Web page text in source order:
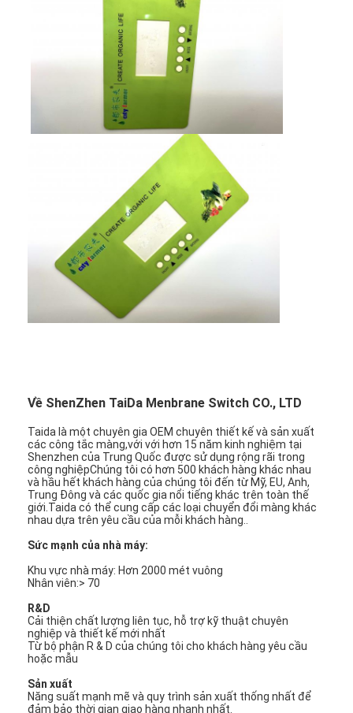
Về ShenZhen TaiDa Menbrane Switch CO., LTD
Taida là một chuyên gia OEM chuyên thiết kế và sản xuất
các công tắc màng,với với hơn 15 năm kinh nghiệm tại
Shenzhen của Trung Quốc được sử dụng rộng rãi trong
công nghiệpChúng tôi có hơn 500 khách hàng khác nhau
và hầu hết khách hàng của chúng tôi đến từ Mỹ, EU, Anh,
Trung Đông và các quốc gia nổi tiếng khác trên toàn thế
giới.Taida có thể cung cấp các loại chuyển đổi màng khác
nhau dựa trên yêu cầu của mỗi khách hàng..
Sức mạnh của nhà máy:
Khu vực nhà máy: Hơn 2000 mét vuông
Nhân viên:> 70
R&D
Cải thiện chất lượng liên tục, hỗ trợ kỹ thuật chuyên
nghiệp và thiết kế mới nhất
Từ bộ phận R & D của chúng tôi cho khách hàng yêu cầu
hoặc mẫu
Sản xuất
Năng suất mạnh mẽ và quy trình sản xuất thống nhất để
đảm bảo thời gian giao hàng nhanh nhất.